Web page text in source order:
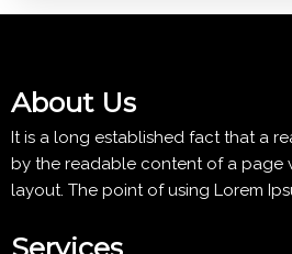
About Us
It is a long established fact that a
by the readable content of a page
layout. The point of using Lorem
Services